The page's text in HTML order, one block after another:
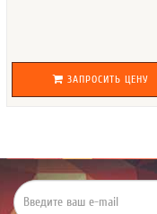
ЗАПРОСИТЬ ЦЕНУ